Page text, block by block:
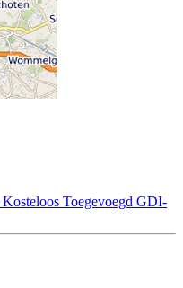
Kosteloos Toegevoegd GDI-